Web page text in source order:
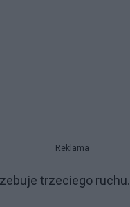
Reklama
trzeciego ruchu.